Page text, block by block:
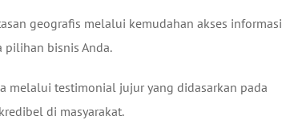
geografis melalui kemudahan akses informasi
bisnis Anda.
melalui testimonial jujur yang didasarkan pada
di masyarakat.